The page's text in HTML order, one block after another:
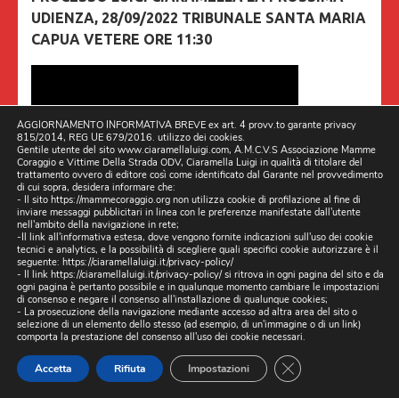
UDIENZA, 28/09/2022 TRIBUNALE SANTA MARIA
CAPUA VETERE ORE 11:30
La prossima udienza, 28/09/2022 e Saremo molto
attenti per le testimonianze, se poi dalle nostre
indagini dai giorni seguenti alla morte di mio figlio
Luigi, cercheremo di far venire fuori la verità, anche
chi potrebbe, e ha fatto falsa testimonianza lo
prevede la legge…….
AGGIORNAMENTO INFORMATIVA BREVE ex art. 4 provv.to garante privacy
815/2014, REG UE 679/2016. utilizzo dei cookies.
Gentile utente del sito www.ciaramellaluigi.com, A.M.C.V.S Associazione Mamme
Coraggio e Vittime Della Strada ODV, Ciaramella Luigi in qualità di titolare del
trattamento ovvero di editore così come identificato dal Garante nel provvedimento
di cui sopra, desidera informare che:
- Il sito https://mammecoraggio.org non utilizza cookie di profilazione al fine di
inviare messaggi pubblicitari in linea con le preferenze manifestate dall'utente
nell'ambito della navigazione in rete;
-Il link all'informativa estesa, dove vengono fornite indicazioni sull'uso dei cookie
tecnici e analytics, e la possibilità di scegliere quali specifici cookie autorizzare è il
seguente: https://ciaramellaluigi.it/privacy-policy/
- Il link https://ciaramellaluigi.it/privacy-policy/si ritrova in ogni pagina del sito e da
ogni pagina è pertanto possibile e in qualunque momento cambiare le impostazioni
di consenso e negare il consenso all'installazione di qualunque cookies;
- La prosecuzione della navigazione mediante accesso ad altra area del sito o
selezione di un elemento dello stesso (ad esempio, di un'immagine o di un link)
comporta la prestazione del consenso all'uso dei cookie necessari.
Accetta Rifiuta Impostazioni CLOSE GDPR